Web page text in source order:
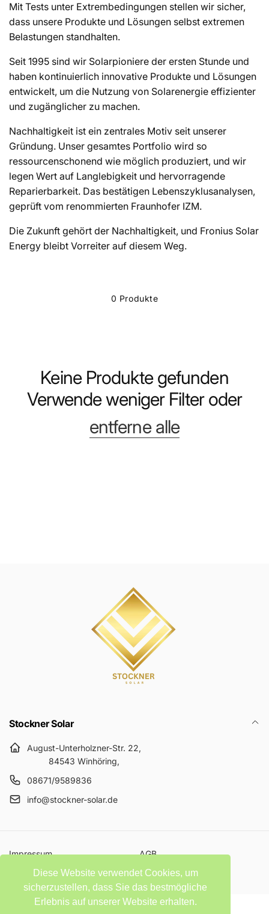
Diese Website verwendet Cookies, um
sicherzustellen, dass Sie das bestmögliche
Erlebnis auf unserer Website erhalten.
Mit Tests unter Extrembedingungen stellen wir sicher,
dass unsere Produkte und Lösungen selbst extremen
Belastungen standhalten.
Seit 1995 sind wir Solarpioniere der ersten Stunde und
haben kontinuierlich innovative Produkte und Lösungen
entwickelt, um die Nutzung von Solarenergie effizienter
und zugänglicher zu machen.
Nachhaltigkeit ist ein zentrales Motiv seit unserer
Gründung. Unser gesamtes Portfolio wird so
ressourcenschonend wie möglich produziert, und wir
legen Wert auf Langlebigkeit und hervorragende
Reparierbarkeit. Das bestätigen Lebenszyklusanalysen,
geprüft vom renommierten Fraunhofer IZM.
Die Zukunft gehört der Nachhaltigkeit, und Fronius Solar
Energy bleibt Vorreiter auf diesem Weg.
0 Produkte
Keine Produkte gefunden
Verwende weniger Filter oder
entferne alle
Stockner Solar
August-Unterholzner-Str. 22,
84543 Winhöring,
08671/9589836
info@stockner-solar.de
Impressum
AGB
Datenschutzerklärung
Widerrufsbelehrung